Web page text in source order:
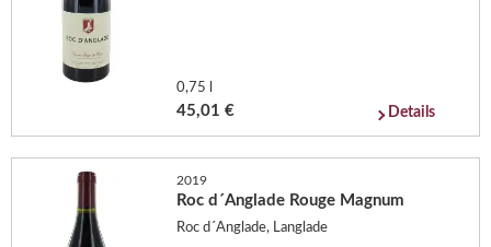
0,75 l
45,01 € Details
2019
Roc d´Anglade Rouge Magnum
Roc d´Anglade, Langlade